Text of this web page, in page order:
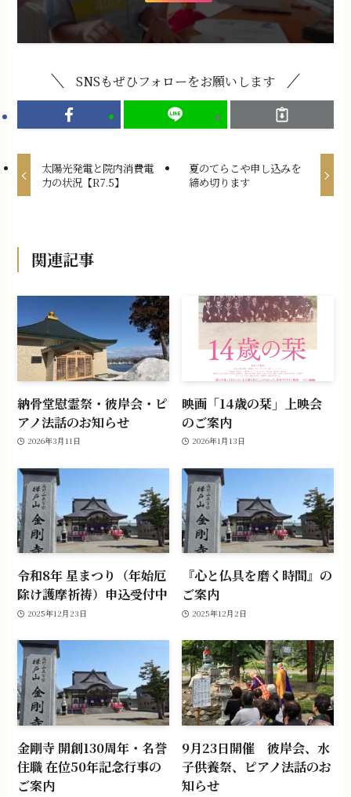
SNSもぜひフォローをお願いします
太陽光発電と院内消費電
力の状況【R7.5】
夏のてらこや申し込みを
締め切ります
関連記事
納骨堂慰霊祭・彼岸会・ピ
アノ法話のお知らせ
2026年3月11日
映画「14歳の栞」上映会
のご案内
2026年1月13日
令和8年 星まつり（年始厄
除け護摩祈祷）申込受付中
2025年12月23日
『心と仏具を磨く時間』の
ご案内
2025年12月2日
金剛寺 開創130周年・名誉
住職 在位50年記念行事の
ご案内
9月23日開催 彼岸会、水
子供養祭、ピアノ法話のお
知らせ